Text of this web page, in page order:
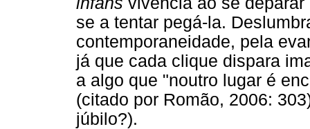
se a tentar pegá-la.
contemporaneidade, pela
já que cada clique dispara
a algo que "noutro lugar é
(citado por Romão, 2006:
júbilo?).